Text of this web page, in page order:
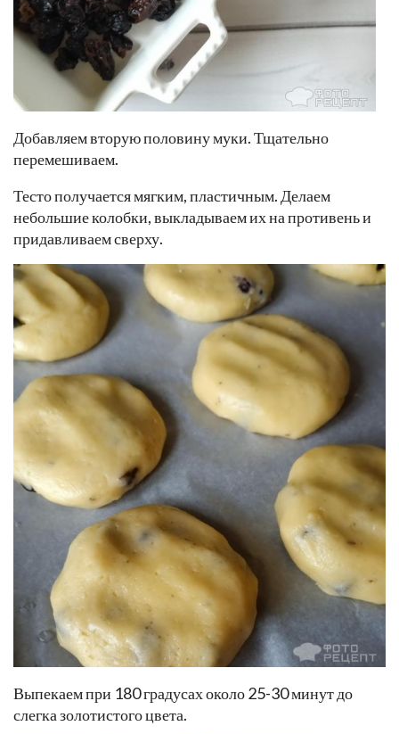
Добавляем вторую половину муки. Тщательно
перемешиваем.
Тесто получается мягким, пластичным. Делаем
небольшие колобки, выкладываем их на противень и
придавливаем сверху.
Выпекаем при 180 градусах около 25-30 минут до
слегка золотистого цвета.